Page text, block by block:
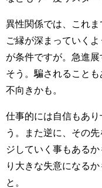
異性関係では、これ
ご縁が深まっていく
が条件ですが。急進
そう。騙されること
不向きかも。
仕事的には自信もあ
う。また逆に、その
ジしていく事もある
り大きな失意になる
と。